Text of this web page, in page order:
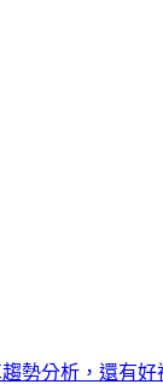
調現身秀機場穿搭